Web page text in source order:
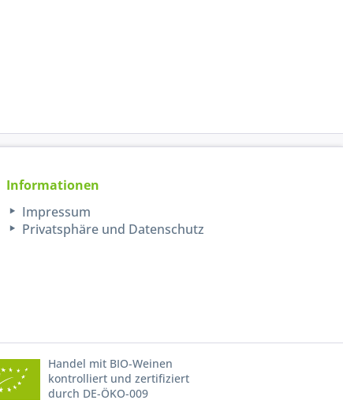
Informationen
Impressum
Privatsphäre und Datenschutz
Handel mit BIO-Weinen
kontrolliert und zertifiziert
durch DE-ÖKO-009